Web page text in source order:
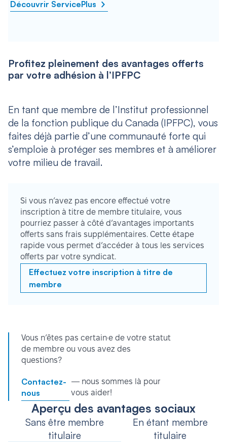
Découvrir ServicePlus
Profitez pleinement des avantages offerts
par votre adhésion à l’IPFPC
En tant que membre de l’Institut professionnel
de la fonction publique du Canada (IPFPC), vous
faites déjà partie d’une communauté forte qui
s’emploie à protéger ses membres et à améliorer
votre milieu de travail.
Si vous n’avez pas encore effectué votre
inscription à titre de membre titulaire, vous
pourriez passer à côté d’avantages importants
offerts sans frais supplémentaires. Cette étape
rapide vous permet d’accéder à tous les services
offerts par votre syndicat.
Effectuez votre inscription à titre de
membre
Vous n’êtes pas certain·e de votre statut
de membre ou vous avez des
questions?
Contactez-
nous
— nous sommes là pour
vous aider!
Aperçu des avantages sociaux
Sans être membre
titulaire
En étant membre
titulaire